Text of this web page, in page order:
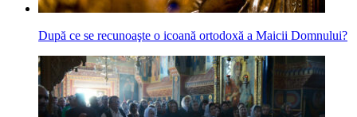
După ce se recunoaşte o icoană ortodoxă a Maicii Domnului?